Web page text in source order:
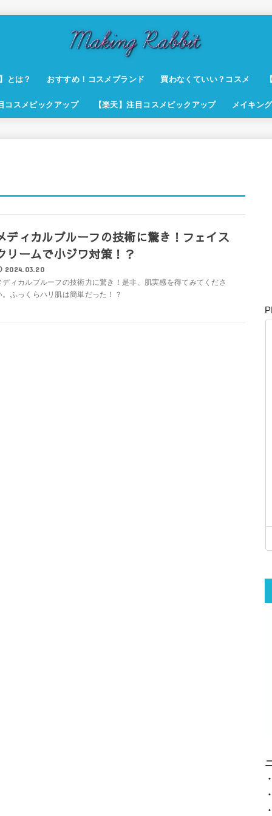
とは？ おすすめ！コスメブランド 買わなくていい？コスメ
コスメピックアップ 【楽天】注目コスメピックアップ メイキン
ディカルプルーフの技術に驚き！フェイス
リームで小ジワ対策！？
2024.03.20
ディカルプルーフの技術力に驚き！是非、肌実感を得てみてくださ
。ふっくらハリ肌は簡単だった！？